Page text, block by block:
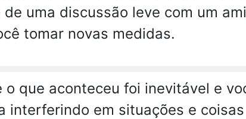
uma discussão leve com um
tomar novas medidas.
o que aconteceu foi inevitável e
interferindo em situações e